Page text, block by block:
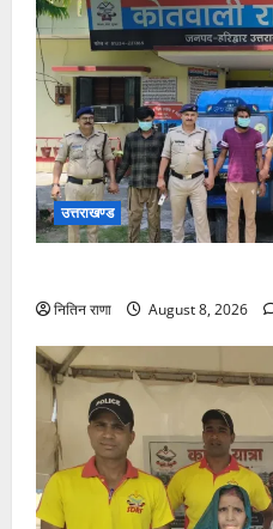
उत्तराखण्ड
नितिन राणा August 8, 2026